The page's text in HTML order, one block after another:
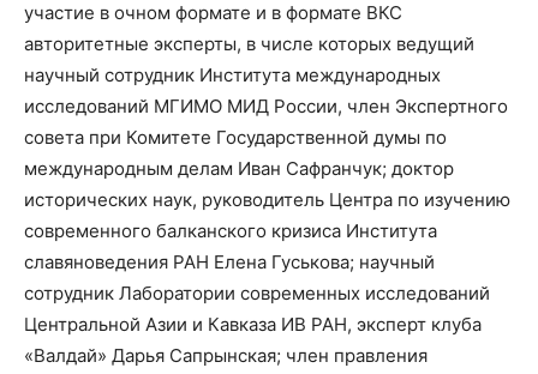
участие в очном формате и в формате ВКС
авторитетные эксперты, в числе которых ведущий
научный сотрудник Института международных
исследований МГИМО МИД России, член Экспертного
совета при Комитете Государственной думы по
международным делам Иван Сафранчук; доктор
исторических наук, руководитель Центра по изучению
современного балканского кризиса Института
славяноведения РАН Елена Гуськова; научный
сотрудник Лаборатории современных исследований
Центральной Азии и Кавказа ИВ РАН, эксперт клуба
«Валдай» Дарья Сапрынская; член правления